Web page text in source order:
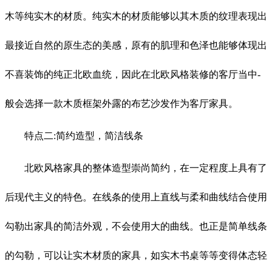
木等纯实木的材质。纯实木的材质能够以其木质的纹理表现出
最接近自然的原生态的美感，原有的肌理和色泽也能够体现出
不喜装饰的纯正北欧血统，因此在北欧风格装修的客厅当中-
般会选择一款木质框架外露的布艺沙发作为客厅家具。
特点二:简约造型，简洁线条
北欧风格家具的整体造型崇尚简约，在一定程度上具有了
后现代主义的特色。在线条的使用上直线与柔和曲线结合使用
勾勒出家具的简洁外观，不会使用大的曲线。也正是简单线条
的勾勒，可以让实木材质的家具，如实木书桌等等变得体态轻